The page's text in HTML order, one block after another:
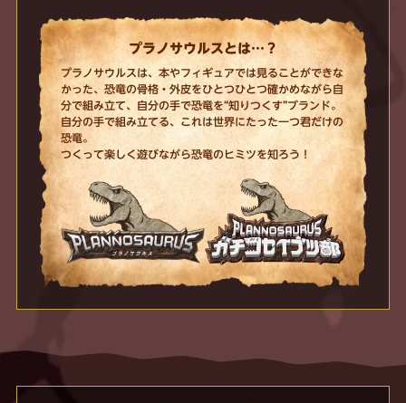
プラノサウルスとは…？
プラノサウルスは、本やフィギュアでは見ることができな
かった、恐竜の骨格・外皮をひとつひとつ確かめながら自
分で組み立て、自分の手で恐竜を“知りつくす”ブランド。
自分の手で組み立てる、これは世界にたった一つ君だけの
恐竜。
つくって楽しく遊びながら恐竜のヒミツを知ろう！